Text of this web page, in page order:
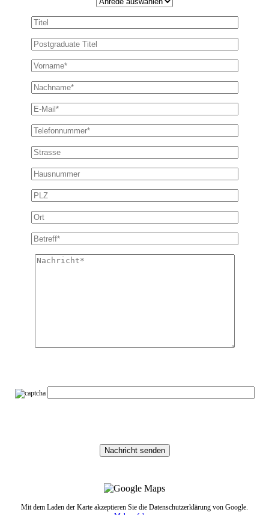
Mit dem Laden der Karte akzeptieren Sie die Datenschutzerklärung von Google.